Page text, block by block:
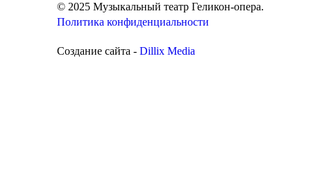
© 2025 Музыкальный театр Геликон-опера.
Политика конфиденциальности
Создание сайта - Dillix Media